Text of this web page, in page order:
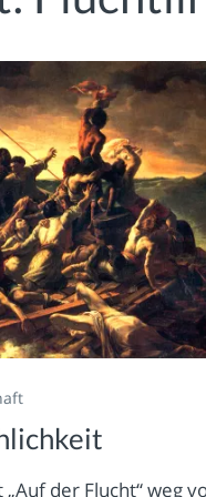
der Flucht“ weg